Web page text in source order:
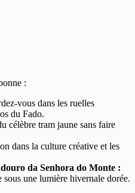
:
vous dans les ruelles
du Fado.
célèbre tram jaune sans faire
dans la culture créative et les
da Senhora do Monte :
une lumière hivernale dorée.